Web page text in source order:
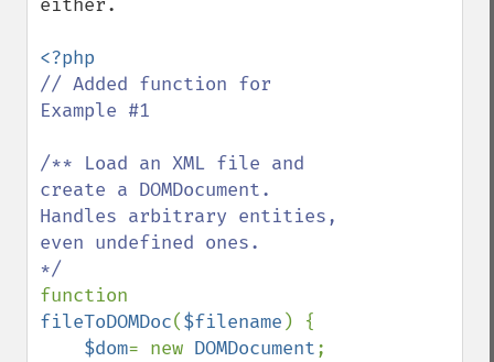
either.
// Added function for
Example #1
/** Load an XML file and
create a DOMDocument.
Handles arbitrary entities,
even undefined ones.
fileToDOMDoc($filename ) {
$dom= new DOMDocument;